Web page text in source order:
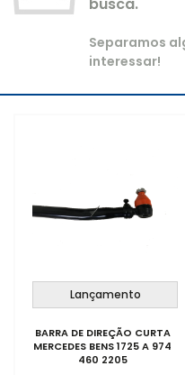
Separamos
interessar!
Lançamento
BARRA DE DIREÇÃO CURTA
MERCEDES BENS 1725 A 974
460 2205